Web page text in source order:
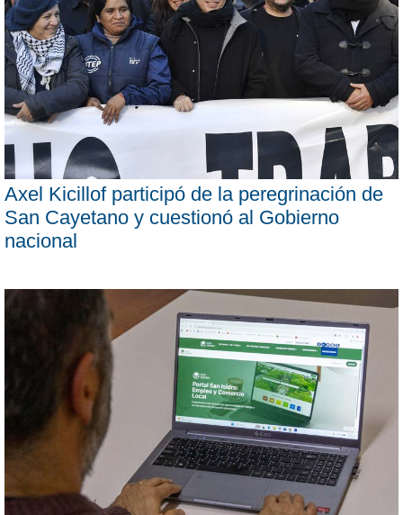
Axel Kicillof participó de la peregrinación de
San Cayetano y cuestionó al Gobierno
nacional